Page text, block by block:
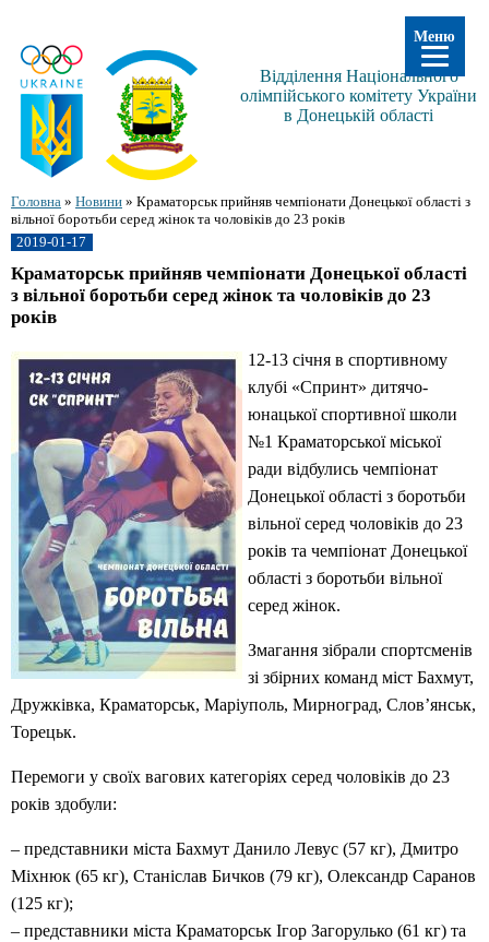
Відділення Національного
олімпійського комітету України
в Донецькій області
Головна » Новини » Краматорськ прийняв чемпіонати Донецької області з
вільної боротьби серед жінок та чоловіків до 23 років
2019-01-17
Краматорськ прийняв чемпіонати Донецької області
з вільної боротьби серед жінок та чоловіків до 23
років
12-13 січня в спортивному
клубі «Спринт» дитячо-
юнацької спортивної школи
№1 Краматорської міської
ради відбулись чемпіонат
Донецької області з боротьби
вільної серед чоловіків до 23
років та чемпіонат Донецької
області з боротьби вільної
серед жінок.
Змагання зібрали спортсменів
зі збірних команд міст Бахмут,
Дружківка, Краматорськ, Маріуполь, Мирноград, Слов’янськ,
Торецьк.
Перемоги у своїх вагових категоріях серед чоловіків до 23
років здобули:
– представники міста Бахмут Данило Левус (57 кг), Дмитро
Міхнюк (65 кг), Станіслав Бичков (79 кг), Олександр Саранов
(125 кг);
– представники міста Краматорськ Ігор Загорулько (61 кг) та
Меню